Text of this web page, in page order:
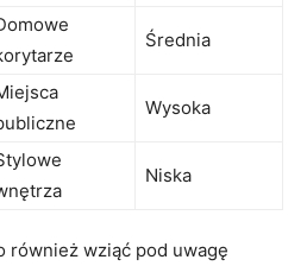
Średnia
Wysoka
Niska
również wziąć pod uwagę